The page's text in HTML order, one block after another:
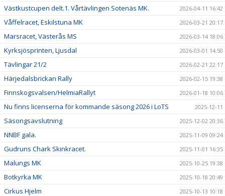
Västkustcupen delt.1. Vårtävlingen Sotenäs MK. 2026-04-11 16:42
Våffelracet, Eskilstuna MK 2026-03-21 20:17
Marsracet, Västerås MS 2026-03-14 18:06
Kyrksjösprinten, Ljusdal 2026-03-01 14:50
Tävlingar 21/2 2026-02-21 22:17
Härjedalsbrickan Rally 2026-02-15 19:38
Finnskogsvalsen/HelmiaRallyt 2026-01-18 10:06
Nu finns licenserna för kommande säsong 2026 i LoTS 2025-12-11
Säsongsavslutning 2025-12-02 20:36
NNBF gala. 2025-11-09 09:24
Gudruns Chark Skinkracet. 2025-11-01 16:35
Malungs MK 2025-10-25 19:38
Botkyrka MK 2025-10-18 20:49
Cirkus Hjelm 2025-10-13 10:18